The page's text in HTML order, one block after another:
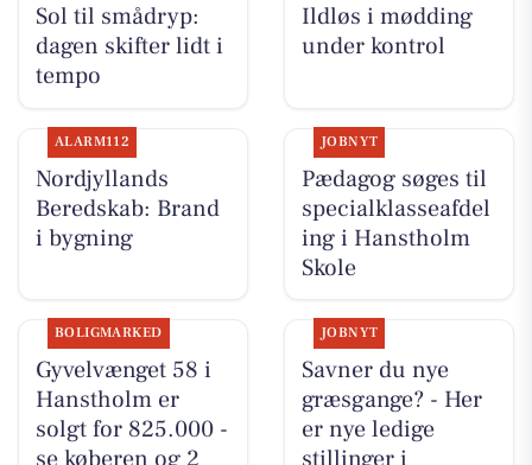
Sol til smådryp:
dagen skifter lidt i
tempo
Ildløs i mødding
under kontrol
ALARM112
Nordjyllands
Beredskab: Brand
i bygning
JOBNYT
Pædagog søges til
specialklasseafdel
ing i Hanstholm
Skole
BOLIGMARKED
Gyvelvænget 58 i
Hanstholm er
solgt for 825.000 -
se køberen og 2
JOBNYT
Savner du nye
græsgange? - Her
er nye ledige
stillinger i